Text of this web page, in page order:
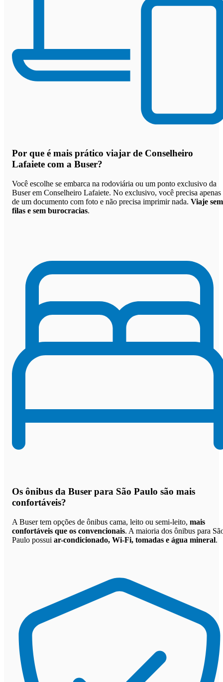
Por que é mais prático viajar de Conselheiro
Lafaiete com a Buser?
Você escolhe se embarca na rodoviária ou um ponto exclusivo da
Buser em Conselheiro Lafaiete. No exclusivo, você precisa apenas
de um documento com foto e não precisa imprimir nada. Viaje sem
filas e sem burocracias.
Os ônibus da Buser para São Paulo são mais
confortáveis?
A Buser tem opções de ônibus cama, leito ou semi-leito, mais
confortáveis que os convencionais. A maioria dos ônibus para
Paulo possui ar-condicionado, Wi-Fi, tomadas e água mineral.